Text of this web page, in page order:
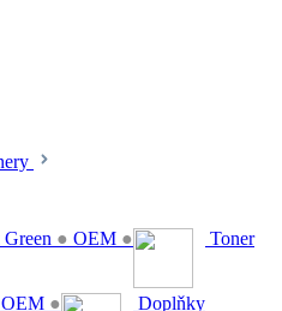
● OEM ● Toner
OEM ●
Doplňky